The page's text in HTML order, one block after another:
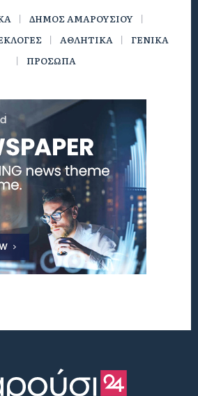
ΔΗΜΟΣ ΑΜΑΡΟΥΣΙΟΥ
ΑΘΛΗΤΙΚΑ
ΓΕΝΙΚΑ
ΠΡΟΣΩΠΑ